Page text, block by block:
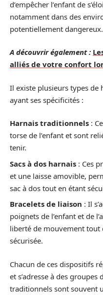
d’empêcher l’enfant de
notamment dans des
potentiellement dangereux.
A découvrir également :
alliés de votre confort
Il existe plusieurs types de
ayant ses spécificités :
Harnais traditionnels :
torse de l’enfant et sont
tenir.
Sacs à dos harnais : Ces
et une laisse amovible,
sac à dos tout en étant
Bracelets de liaison : Il
poignets de l’enfant et de
liberté de mouvement tout
sécurisée.
Chacun de ces dispositifs
et s’adresse à des groupes
traditionnels sont souvent